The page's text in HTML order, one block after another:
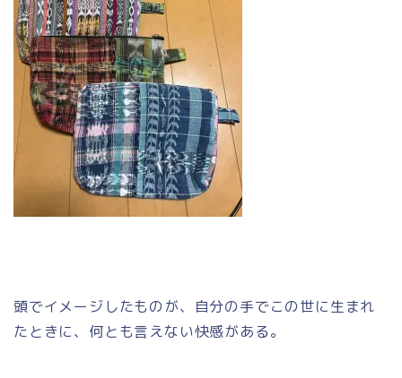
頭でイメージしたものが、自分の手でこの世に生まれ
たときに、何とも言えない快感がある。